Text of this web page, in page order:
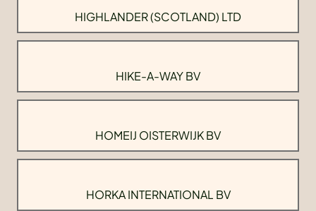
HIGHLANDER (SCOTLAND) LTD
HIKE-A-WAY BV
HOMEIJ OISTERWIJK BV
HORKA INTERNATIONAL BV